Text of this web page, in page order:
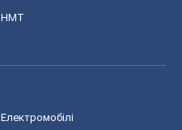
НМТ
Електромобілі